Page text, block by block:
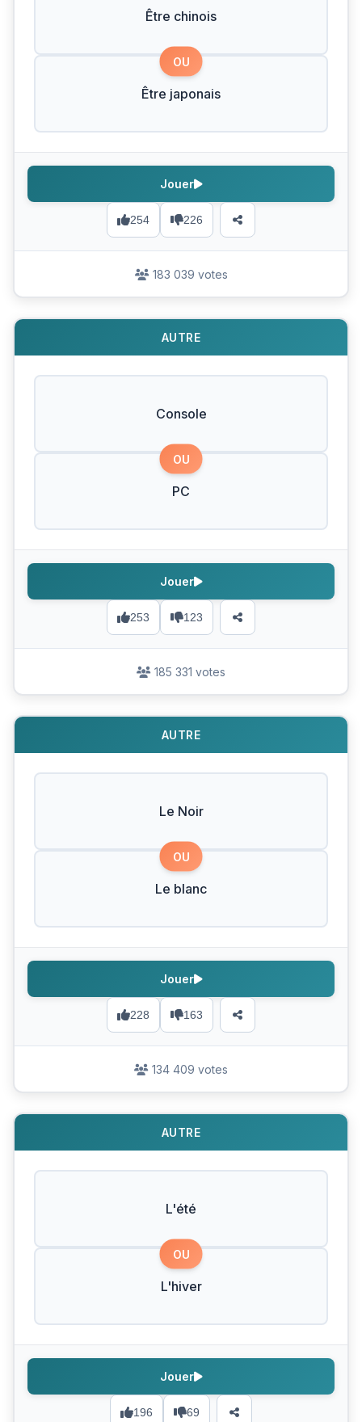
Être chinois
OU
Être japonais
254 226
Jouer
183 039 votes
AUTRE
Console
OU
PC
253 123
Jouer
185 331 votes
AUTRE
Le Noir
OU
Le blanc
228 163
Jouer
134 409 votes
AUTRE
L'été
OU
L'hiver
196 69
Jouer